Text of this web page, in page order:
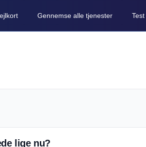
Gennemse alle tjenester
lige nu?